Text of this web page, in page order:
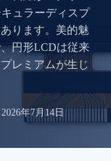
ュラーディスプ
ります。美的魅
円形LCDは従来
レミアムが生じ
2026年7月14日